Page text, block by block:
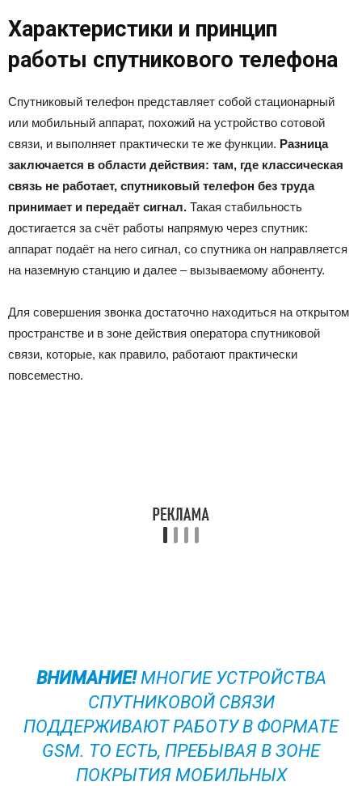
Характеристики и принцип
работы спутникового телефона
Спутниковый телефон представляет собой стационарный
или мобильный аппарат, похожий на устройство сотовой
связи, и выполняет практически те же функции. Разница
заключается в области действия: там, где классическая
связь не работает, спутниковый телефон без труда
принимает и передаёт сигнал. Такая стабильность
достигается за счёт работы напрямую через спутник:
аппарат подаёт на него сигнал, со спутника он направляется
на наземную станцию и далее – вызываемому абоненту.
Для совершения звонка достаточно находиться на открытом
пространстве и в зоне действия оператора спутниковой
связи, которые, как правило, работают практически
повсеместно.
ВНИМАНИЕ!МНОГИЕ УСТРОЙСТВА
СПУТНИКОВОЙ СВЯЗИ
ПОДДЕРЖИВАЮТ РАБОТУ В ФОРМАТЕ
GSM. ТО ЕСТЬ, ПРЕБЫВАЯ В ЗОНЕ
ПОКРЫТИЯ МОБИЛЬНЫХ